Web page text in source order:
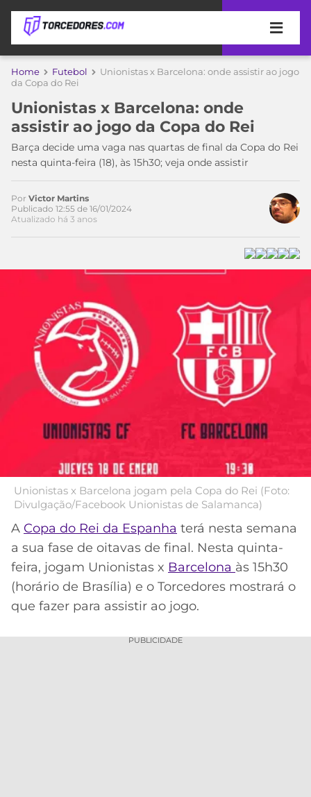
APOSTAS
DE
APOSTA
MELHORES
SITES
DE
APOSTAS
2026
PROMOCIONAL
BETBOOM
CÓDIGO
INDICAÇÃO
BET365
CÓDIGO
BETANO
MELHORES
APPS
DE
CASSINOS
ONLINE
MELHORES
ONLINE
COPA
DO
MUNDO
TIMES
MEU
PALMEIRAS
CORINTHIANS
SÃO
PAULO
SANTOS
FLAMENGO
FLUMINENSE
BOTAFOGO
VASCO
INTERNACIONAL
CAMPEONATOS
BRASILEIRÃO
SÉRIE
A
LIBERTADORES
COPA
DO
BRASIL
LEAGUE
COPA
SUL-
AMERICANA
LIGA
DOS
CAMPEÕES
ESPORTIVA
MERCADO
DA
BOLA
PALPITES
Home Futebol
Unionistas x Barcelona: onde assistir ao jogo
da Copa do Rei
Unionistas x Barcelona: onde
assistir ao jogo da Copa do Rei
Barça decide uma vaga nas quartas de final da Copa do Rei
nesta quinta-feira (18), às 15h30; veja onde assistir
Por Victor Martins
Publicado 12:55 de 16/01/2024
Atualizado há 3 anos
Unionistas x Barcelona jogam pela Copa do Rei (Foto:
Divulgação/Facebook Unionistas de Salamanca)
A Copa do Rei da Espanha terá nesta semana
a sua fase de oitavas de final. Nesta quinta-
feira, jogam Unionistas x Barcelona às 15h30
(horário de Brasília) e o Torcedores mostrará o
que fazer para assistir ao jogo.
PUBLICIDADE